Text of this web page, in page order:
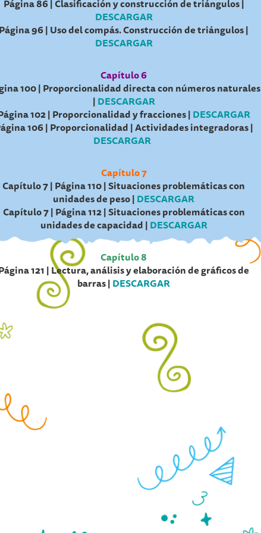
Página 86 | Clasificación y construcción de triángulos |
DESCARGAR
96 | Uso del compás. Construcción de triángulos |
DESCARGAR
Capítulo 6
100 | Proporcionalidad directa con números naturales
| DESCARGAR
102 | Proporcionalidad y fracciones | DESCARGAR
106 | Proporcionalidad | Actividades integradoras |
DESCARGAR
Capítulo 7
Capítulo 7 | Página 110 | Situaciones problemáticas con
unidades de peso | DESCARGAR
Capítulo 7 | Página 112 | Situaciones problemáticas con
unidades de capacidad | DESCARGAR
Capítulo 8
121 | Lectura, análisis y elaboración de gráficos de
barras | DESCARGAR